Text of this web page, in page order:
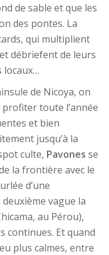
de sable et que les
des pontes. La
qui multiplient
débriefent de leurs
locaux…
de Nicoya, on
toute l’année
et bien
jusqu’à la
culte, Pavones se
la frontière avec le
d’une
vague la
au Pérou),
continues. Et quand
plus calmes, entre